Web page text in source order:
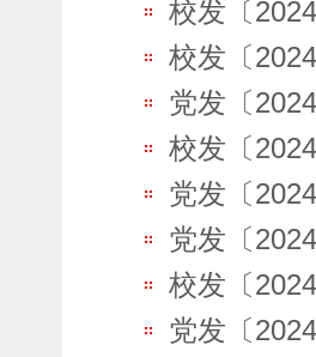
校发〔
校发〔
党发〔
校发〔
党发〔
党发〔
校发〔
党发〔